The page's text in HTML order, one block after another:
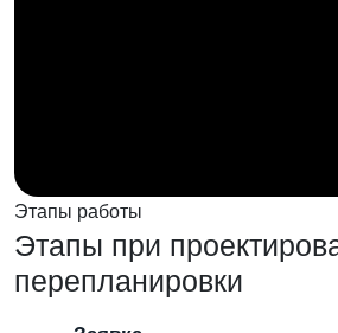
Этапы работы
Этапы при
перепланировки